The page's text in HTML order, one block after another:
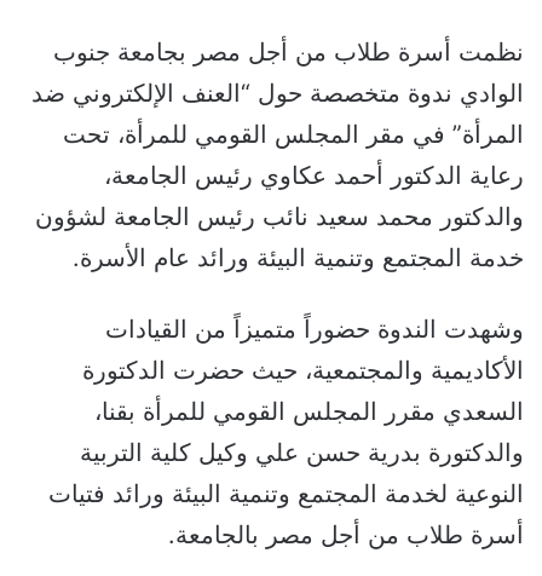
نظمت أسرة طلاب من أجل مصر بجامعة جنوب
الوادي ندوة متخصصة حول “العنف الإلكتروني ضد
المرأة” في مقر المجلس القومي للمرأة، تحت
رعاية الدكتور أحمد عكاوي رئيس الجامعة،
والدكتور محمد سعيد نائب رئيس الجامعة لشؤون
خدمة المجتمع وتنمية البيئة ورائد عام الأسرة.
وشهدت الندوة حضوراً متميزاً من القيادات
الأكاديمية والمجتمعية، حيث حضرت الدكتورة
السعدي مقرر المجلس القومي للمرأة بقنا،
والدكتورة بدرية حسن علي وكيل كلية التربية
النوعية لخدمة المجتمع وتنمية البيئة ورائد فتيات
أسرة طلاب من أجل مصر بالجامعة.